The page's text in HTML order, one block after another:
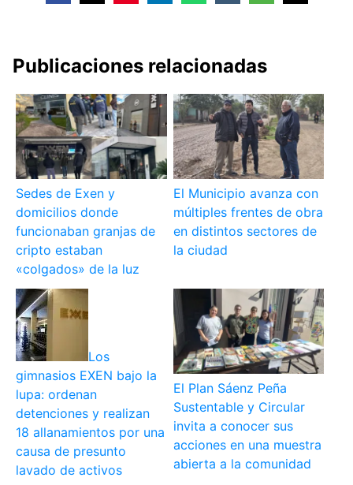
Publicaciones relacionadas
Sedes de Exen y
domicilios donde
funcionaban granjas de
cripto estaban
«colgados» de la luz
El Municipio avanza con
múltiples frentes de obra
en distintos sectores de
la ciudad
Los
gimnasios EXEN bajo la
lupa: ordenan
detenciones y realizan
18 allanamientos por una
causa de presunto
lavado de activos
El Plan Sáenz Peña
Sustentable y Circular
invita a conocer sus
acciones en una muestra
abierta a la comunidad